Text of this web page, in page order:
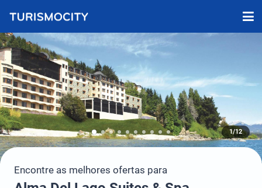
1/12
Encontre as melhores ofertas para